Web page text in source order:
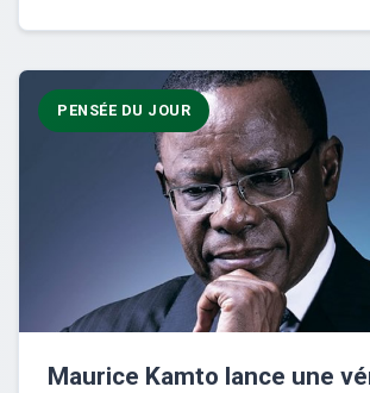
PENSÉE DU JOUR
Maurice Kamto lance une